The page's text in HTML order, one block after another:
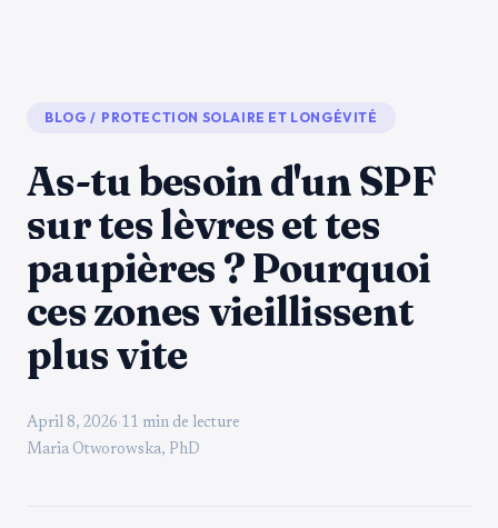
BLOG / PROTECTION SOLAIRE ET LONGÉVITÉ
As-tu besoin d'un SPF
sur tes lèvres et tes
paupières ? Pourquoi
ces zones vieillissent
plus vite
April 8, 2026· 11 min de lecture
Maria Otworowska, PhD